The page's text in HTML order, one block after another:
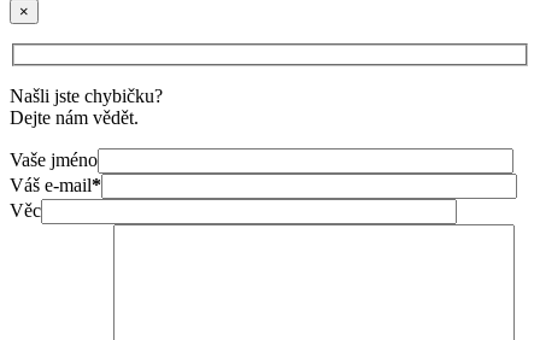
×
Našli jste chybičku?
Dejte nám vědět.
Vaše jméno
Váš e-mail*
Věc